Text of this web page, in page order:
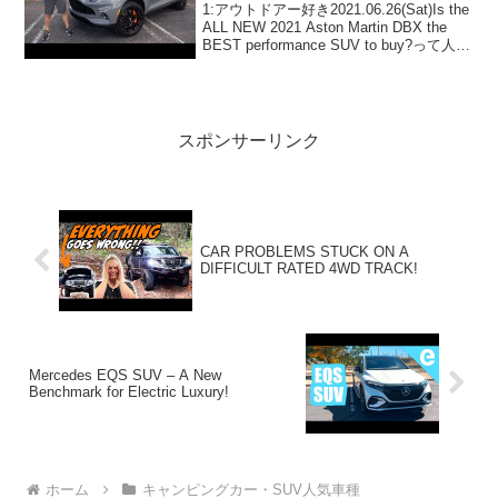
1:アウトドアー好き2021.06.26(Sat)Is the
ALL NEW 2021 Aston Martin DBX the
BEST performance SUV to buy?って人気
スポンサーリンク
CAR PROBLEMS STUCK ON A
DIFFICULT RATED 4WD TRACK!
Mercedes EQS SUV – A New
Benchmark for Electric Luxury!
ホーム キャンピングカー・SUV人気車種